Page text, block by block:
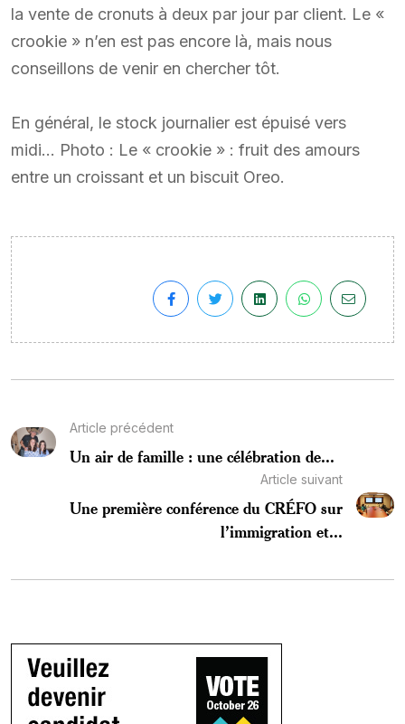
la vente de cronuts à deux par jour par client. Le «
crookie » n’en est pas encore là, mais nous
conseillons de venir en chercher tôt.
En général, le stock journalier est épuisé vers
midi… Photo : Le « crookie » : fruit des amours
entre un croissant et un biscuit Oreo.
Article précédent
Un air de famille : une célébration de...
Article suivant
Une première conférence du CRÉFO sur
l’immigration et...